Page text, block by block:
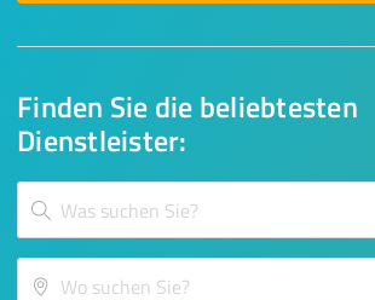
Finden Sie die beliebtesten
Dienstleister: